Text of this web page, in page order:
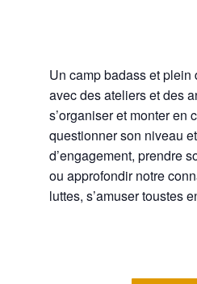
Un camp badass et plein
avec des ateliers et des
s’organiser et monter en
questionner son niveau
d’engagement, prendre
ou approfondir notre
luttes, s’amuser toustes